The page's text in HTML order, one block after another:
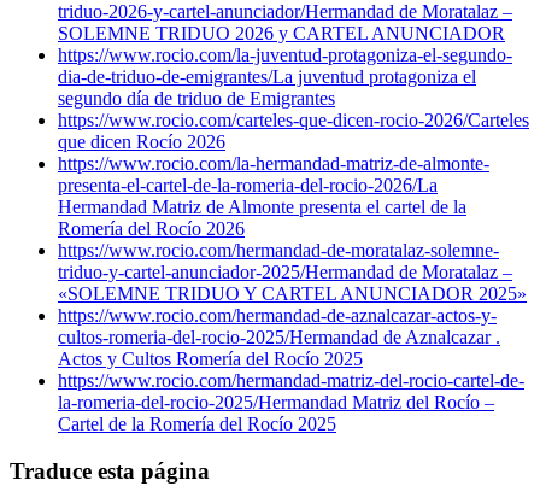
triduo-2026-y-cartel-anunciador/Hermandad de Moratalaz –
SOLEMNE TRIDUO 2026 y CARTEL ANUNCIADOR
https://www.rocio.com/la-juventud-protagoniza-el-segundo-
dia-de-triduo-de-emigrantes/La juventud protagoniza el
segundo día de triduo de Emigrantes
https://www.rocio.com/carteles-que-dicen-rocio-2026/Carteles
que dicen Rocío 2026
https://www.rocio.com/la-hermandad-matriz-de-almonte-
presenta-el-cartel-de-la-romeria-del-rocio-2026/La
Hermandad Matriz de Almonte presenta el cartel de la
Romería del Rocío 2026
https://www.rocio.com/hermandad-de-moratalaz-solemne-
triduo-y-cartel-anunciador-2025/Hermandad de Moratalaz –
«SOLEMNE TRIDUO Y CARTEL ANUNCIADOR 2025»
https://www.rocio.com/hermandad-de-aznalcazar-actos-y-
cultos-romeria-del-rocio-2025/Hermandad de Aznalcazar .
Actos y Cultos Romería del Rocío 2025
https://www.rocio.com/hermandad-matriz-del-rocio-cartel-de-
la-romeria-del-rocio-2025/Hermandad Matriz del Rocío –
Cartel de la Romería del Rocío 2025
Traduce esta página